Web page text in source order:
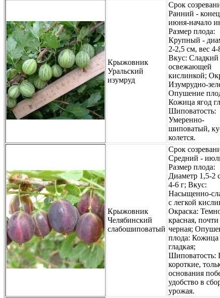
Крыжовник
Уральский
изумруд
Срок
Ранний - конец
июня-начало
Размер плода:
Крупный -
2-2,5 см, вес 4-
Вкус: Сладкий
освежающей
кислинкой;
Изумрудно-
Опушение
Кожица ягод
Шиповатость:
Умеренно-
шиповатый,
колется.
Крыжовник
Челябинский
слабошиповатый
Срок
Средний -
Размер плода:
Диаметр 1,5-2
4-6 г; Вкус:
Насыщенно-
с легкой
Окраска:
красная, почти
черная;
плода: Кожица
гладкая;
короткие,
основания
удобство в
урожая.